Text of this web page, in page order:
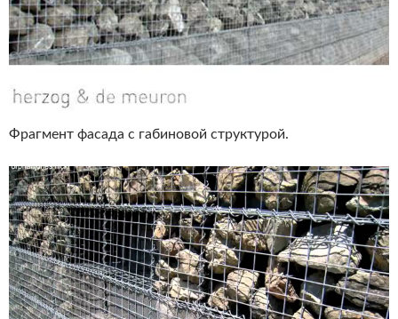
Фрагмент фасада с габиновой структурой.